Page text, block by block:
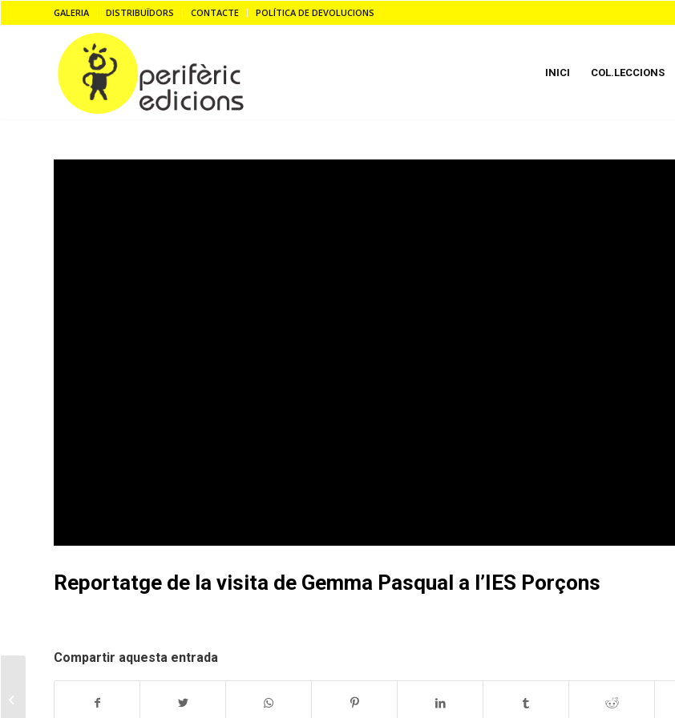
GALERIA DISTRIBUÏDORS CONTACTE POLÍTICA DE DEVOLUCIONS
INICI COL.LECCIONS
Reportatge de la visita de Gemma Pasqual a l’IES Porçons
Compartir aquesta entrada
d’Antoni Gómez